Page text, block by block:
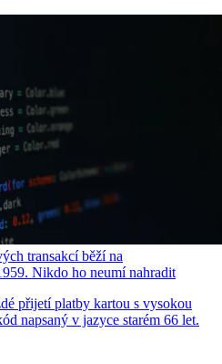
transakcí běží na
Nikdo ho neumí nahradit
přijetí platby kartou s vysokou
napsaný v jazyce starém 66 let.